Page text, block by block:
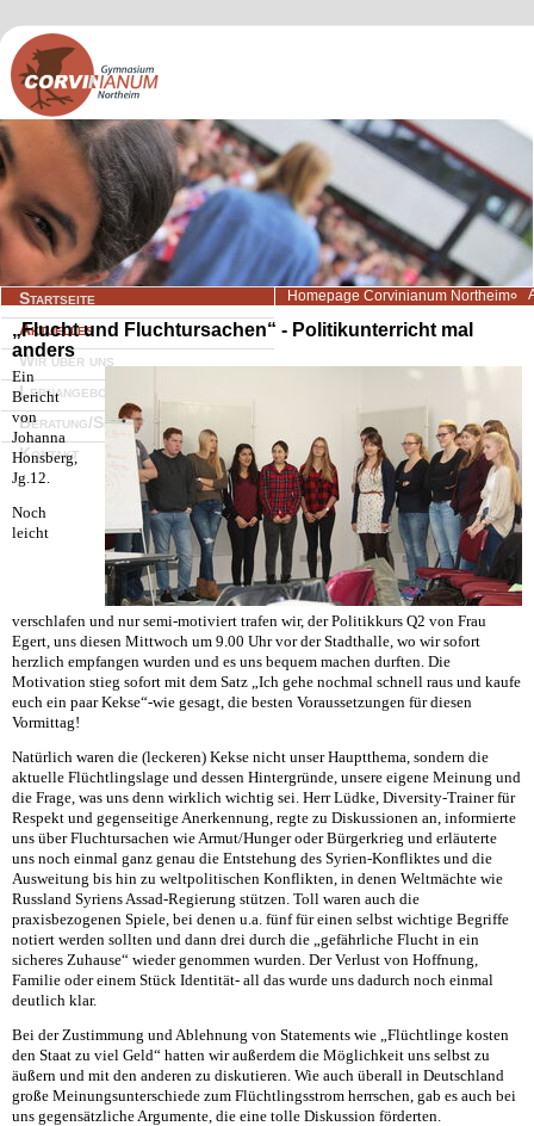
Navigation
überspringen
Startseite
Aktuelles
Wir über uns
Lernangebote
Beratung/Service
Kontakt
Homepage Corvinianum Northeim
„Flucht und Fluchtursachen“ - Politikunterricht mal
anders
Ein
Bericht
von
Johanna
Honsberg,
Jg.12.
Noch
leicht
verschlafen und nur semi-motiviert trafen wir, der Politikkurs Q2 von Frau
Egert, uns diesen Mittwoch um 9.00 Uhr vor der Stadthalle, wo wir sofort
herzlich empfangen wurden und es uns bequem machen durften. Die
Motivation stieg sofort mit dem Satz „Ich gehe nochmal schnell raus und kaufe
euch ein paar Kekse“-wie gesagt, die besten Voraussetzungen für diesen
Vormittag!
Natürlich waren die (leckeren) Kekse nicht unser Hauptthema, sondern die
aktuelle Flüchtlingslage und dessen Hintergründe, unsere eigene Meinung und
die Frage, was uns denn wirklich wichtig sei. Herr Lüdke, Diversity-Trainer für
Respekt und gegenseitige Anerkennung, regte zu Diskussionen an, informierte
uns über Fluchtursachen wie Armut/Hunger oder Bürgerkrieg und erläuterte
uns noch einmal ganz genau die Entstehung des Syrien-Konfliktes und die
Ausweitung bis hin zu weltpolitischen Konflikten, in denen Weltmächte wie
Russland Syriens Assad-Regierung stützen. Toll waren auch die
praxisbezogenen Spiele, bei denen u.a. fünf für einen selbst wichtige Begriffe
notiert werden sollten und dann drei durch die „gefährliche Flucht in ein
sicheres Zuhause“ wieder genommen wurden. Der Verlust von Hoffnung,
Familie oder einem Stück Identität- all das wurde uns dadurch noch einmal
deutlich klar.
Bei der Zustimmung und Ablehnung von Statements wie „Flüchtlinge kosten
den Staat zu viel Geld“ hatten wir außerdem die Möglichkeit uns selbst zu
äußern und mit den anderen zu diskutieren. Wie auch überall in Deutschland
große Meinungsunterschiede zum Flüchtlingsstrom herrschen, gab es auch bei
uns gegensätzliche Argumente, die eine tolle Diskussion förderten.